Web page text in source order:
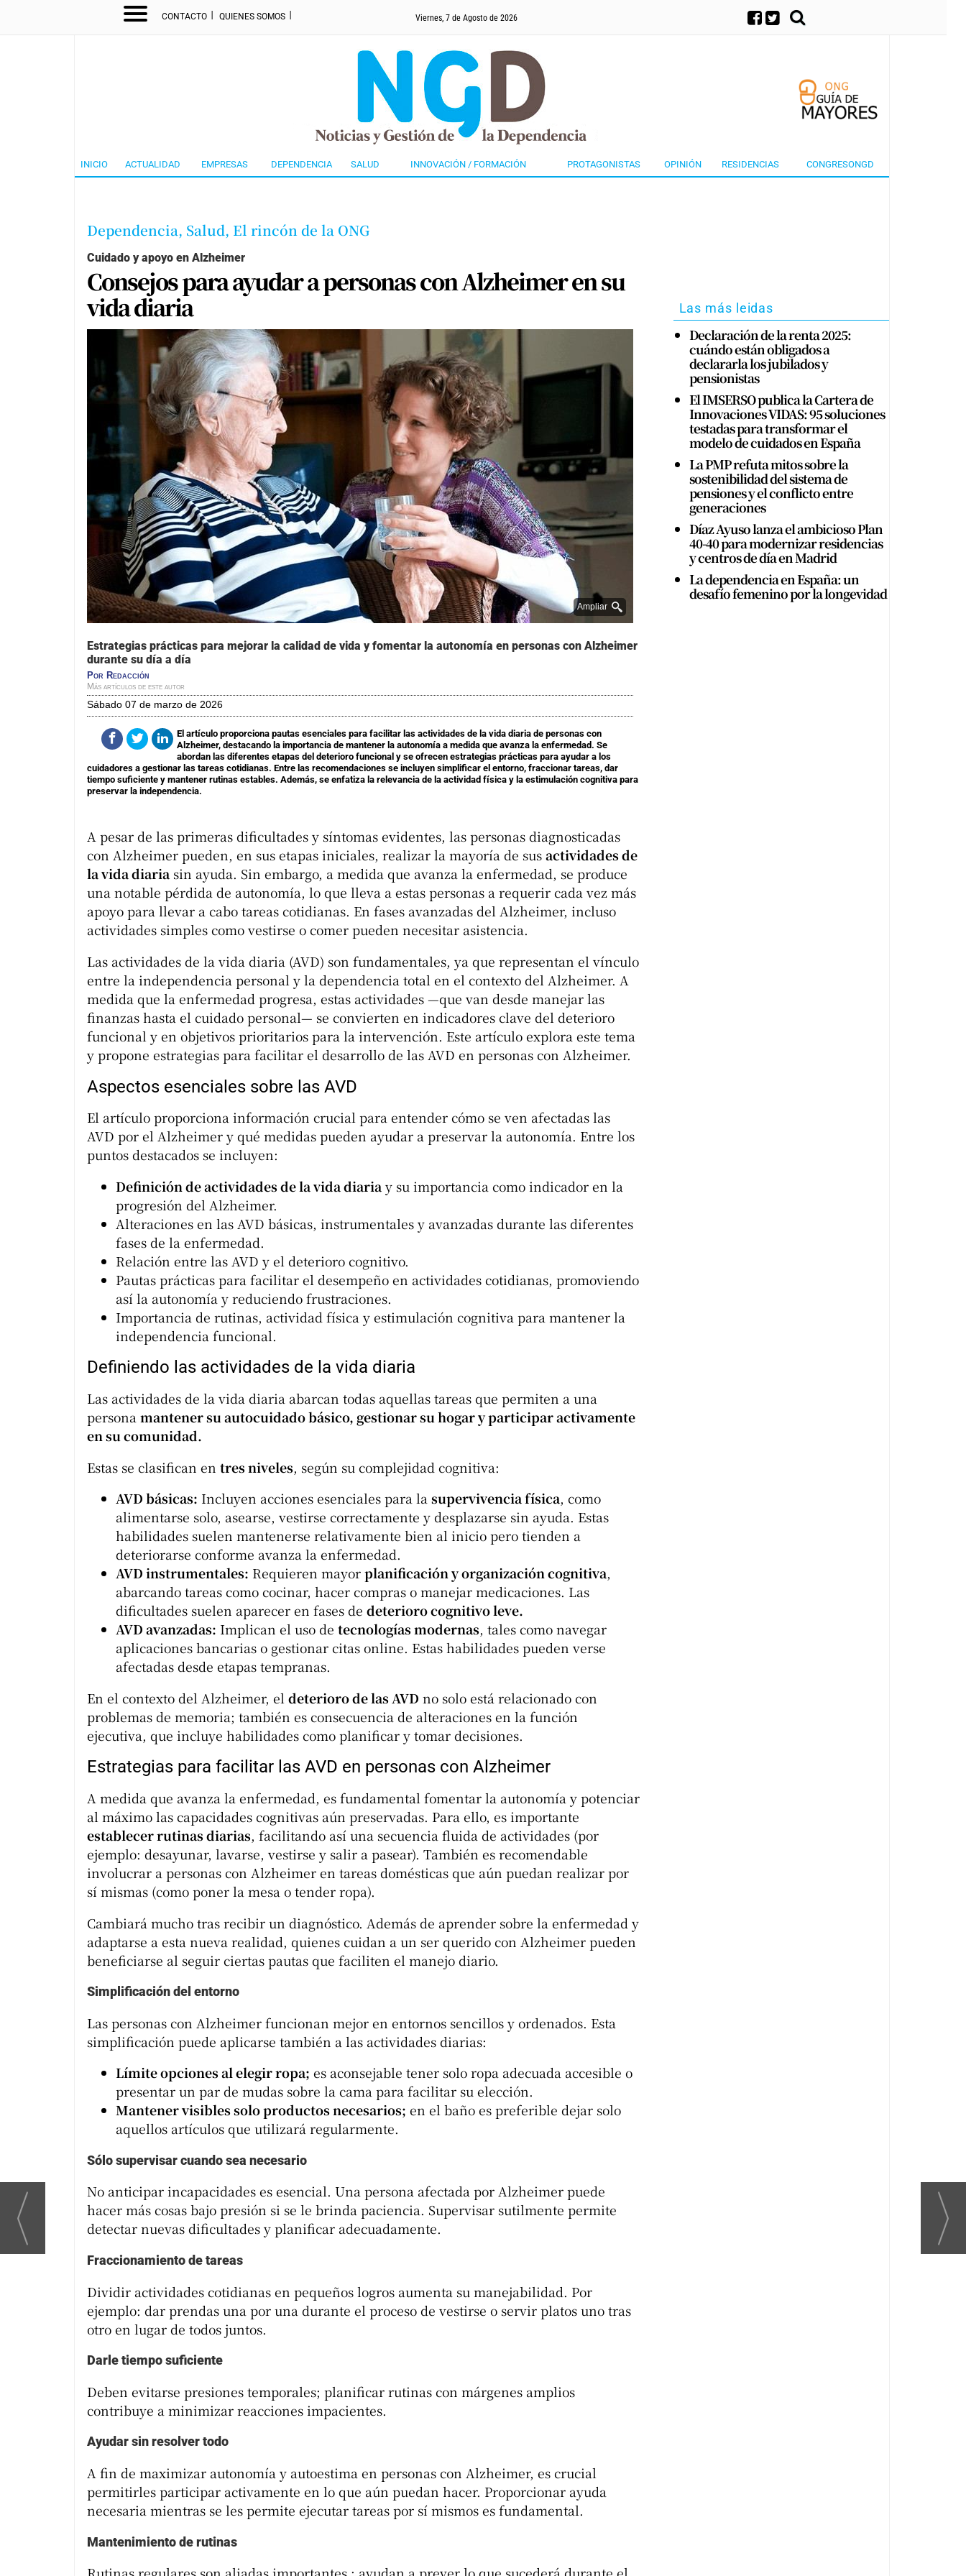
CONTACTO I QUIENES SOMOS I Viernes, 7 de Agosto de 2026
INICIO ACTUALIDAD EMPRESAS DEPENDENCIA SALUD INNOVACIÓN / FORMACIÓN PROTAGONISTAS OPINIÓN RESIDENCIAS CONGRESONGD
Dependencia, Salud, El rincón de la ONG
Cuidado y apoyo en Alzheimer
Consejos para ayudar a personas con Alzheimer en su
vida diaria
Ampliar
Estrategias prácticas para mejorar la calidad de vida y fomentar la autonomía en personas con Alzheimer
durante su día a día
Por Redacción
Más artículos de este autor
sábado 07 de marzo de 2026
El artículo proporciona pautas esenciales para facilitar las actividades de la vida diaria de personas con
Alzheimer, destacando la importancia de mantener la autonomía a medida que avanza la enfermedad. Se
abordan las diferentes etapas del deterioro funcional y se ofrecen estrategias prácticas para ayudar a los
cuidadores a gestionar las tareas cotidianas. Entre las recomendaciones se incluyen simplificar el entorno, fraccionar tareas, dar
tiempo suficiente y mantener rutinas estables. Además, se enfatiza la relevancia de la actividad física y la estimulación cognitiva para
preservar la independencia.
A pesar de las primeras dificultades y síntomas evidentes, las personas diagnosticadas
con Alzheimer pueden, en sus etapas iniciales, realizar la mayoría de sus actividades de
la vida diariasin ayuda. Sin embargo, a medida que avanza la enfermedad, se produce
una notable pérdida de autonomía, lo que lleva a estas personas a requerir cada vez más
apoyo para llevar a cabo tareas cotidianas. En fases avanzadas del Alzheimer, incluso
actividades simples como vestirse o comer pueden necesitar asistencia.
Las actividades de la vida diaria (AVD) son fundamentales, ya que representan el vínculo
entre la independencia personal y la dependencia total en el contexto del Alzheimer. A
medida que la enfermedad progresa, estas actividades —que van desde manejar las
finanzas hasta el cuidado personal— se convierten en indicadores clave del deterioro
funcional y en objetivos prioritarios para la intervención. Este artículo explora este tema
y propone estrategias para facilitar el desarrollo de las AVD en personas con Alzheimer.
Aspectos esenciales sobre las AVD
El artículo proporciona información crucial para entender cómo se ven afectadas las
AVD por el Alzheimer y qué medidas pueden ayudar a preservar la autonomía. Entre los
puntos destacados se incluyen:
Definición de actividades de la vida diaria y su importancia como indicador en la
progresión del Alzheimer.
Alteraciones en las AVD básicas, instrumentales y avanzadas durante las diferentes
fases de la enfermedad.
Relación entre las AVD y el deterioro cognitivo.
Pautas prácticas para facilitar el desempeño en actividades cotidianas, promoviendo
así la autonomía y reduciendo frustraciones.
Importancia de rutinas, actividad física y estimulación cognitiva para mantener la
independencia funcional.
Definiendo las actividades de la vida diaria
Las actividades de la vida diaria abarcan todas aquellas tareas que permiten a una
persona mantener su autocuidado básico, gestionar su hogar y participar activamente
en su comunidad.
Estas se clasifican en tres niveles, según su complejidad cognitiva:
AVD básicas: Incluyen acciones esenciales para la supervivencia física, como
alimentarse solo, asearse, vestirse correctamente y desplazarse sin ayuda. Estas
habilidades suelen mantenerse relativamente bien al inicio pero tienden a
deteriorarse conforme avanza la enfermedad.
AVD instrumentales: Requieren mayor planificación y organización cognitiva,
abarcando tareas como cocinar, hacer compras o manejar medicaciones. Las
dificultades suelen aparecer en fases de deterioro cognitivo leve.
AVD avanzadas: Implican el uso de tecnologías modernas, tales como navegar
aplicaciones bancarias o gestionar citas online. Estas habilidades pueden verse
afectadas desde etapas tempranas.
En el contexto del Alzheimer, el deterioro de las AVD no solo está relacionado con
problemas de memoria; también es consecuencia de alteraciones en la función
ejecutiva, que incluye habilidades como planificar y tomar decisiones.
Estrategias para facilitar las AVD en personas con Alzheimer
A medida que avanza la enfermedad, es fundamental fomentar la autonomía y potenciar
al máximo las capacidades cognitivas aún preservadas. Para ello, es importante
establecer rutinas diarias, facilitando así una secuencia fluida de actividades (por
ejemplo: desayunar, lavarse, vestirse y salir a pasear). También es recomendable
involucrar a personas con Alzheimer en tareas domésticas que aún puedan realizar por
sí mismas (como poner la mesa o tender ropa).
Cambiará mucho tras recibir un diagnóstico. Además de aprender sobre la enfermedad y
adaptarse a esta nueva realidad, quienes cuidan a un ser querido con Alzheimer pueden
beneficiarse al seguir ciertas pautas que faciliten el manejo diario.
Simplificación del entorno
Las personas con Alzheimer funcionan mejor en entornos sencillos y ordenados. Esta
simplificación puede aplicarse también a las actividades diarias:
Límite opciones al elegir ropa; es aconsejable tener solo ropa adecuada accesible o
presentar un par de mudas sobre la cama para facilitar su elección.
Mantener visibles solo productos necesarios; en el baño es preferible dejar solo
aquellos artículos que utilizará regularmente.
Sólo supervisar cuando sea necesario
No anticipar incapacidades es esencial. Una persona afectada por Alzheimer puede
hacer más cosas bajo presión si se le brinda paciencia. Supervisar sutilmente permite
detectar nuevas dificultades y planificar adecuadamente.
Fraccionamiento de tareas
Dividir actividades cotidianas en pequeños logros aumenta su manejabilidad. Por
ejemplo: dar prendas una por una durante el proceso de vestirse o servir platos uno tras
otro en lugar de todos juntos.
Darle tiempo suficiente
Deben evitarse presiones temporales; planificar rutinas con márgenes amplios
contribuye a minimizar reacciones impacientes.
Ayudar sin resolver todo
A fin de maximizar autonomía y autoestima en personas con Alzheimer, es crucial
permitirles participar activamente en lo que aún puedan hacer. Proporcionar ayuda
necesaria mientras se les permite ejecutar tareas por sí mismos es fundamental.
Mantenimiento de rutinas
Las más leidas
Declaración de la renta 2025:
cuándo están obligados a
declararla los jubilados y
pensionistas
El IMSERSO publica la Cartera de
Innovaciones VIDAS: 95 soluciones
testadas para transformar el
modelo de cuidados en España
La PMP refuta mitos sobre la
sostenibilidad del sistema de
pensiones y el conflicto entre
generaciones
Díaz Ayuso lanza el ambicioso Plan
40-40 para modernizar residencias
y centros de día en Madrid
La dependencia en España: un
desafío femenino por la longevidad